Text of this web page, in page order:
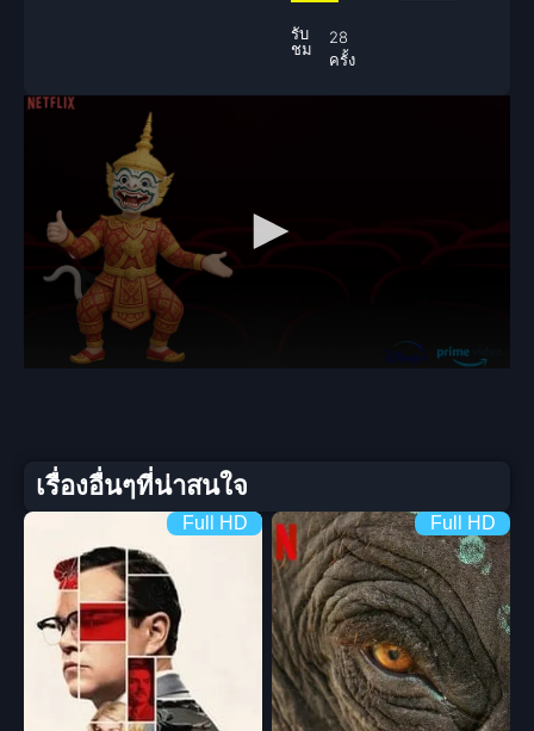
รับ
ชม
28
ครั้ง
เรื่องอื่นๆที่น่าสนใจ
Full HD Full HD